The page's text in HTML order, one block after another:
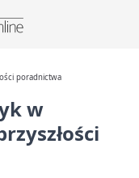
poradnictwa
w